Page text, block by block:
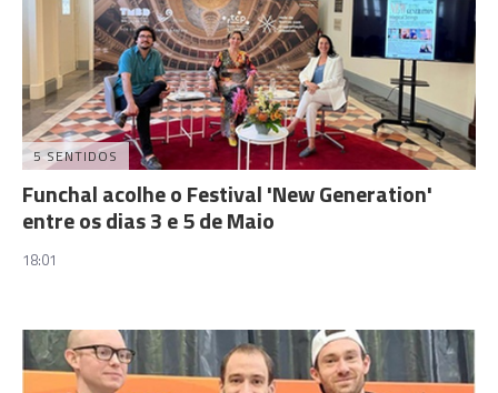
5 SENTIDOS
Funchal acolhe o Festival 'New Generation'
entre os dias 3 e 5 de Maio
18:01